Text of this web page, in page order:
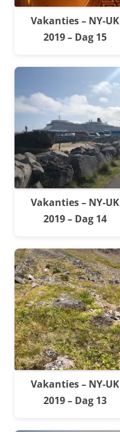
Vakanties – NY-UK
2019 – Dag 15
Vakanties – NY-UK
2019 – Dag 14
Vakanties – NY-UK
2019 – Dag 13